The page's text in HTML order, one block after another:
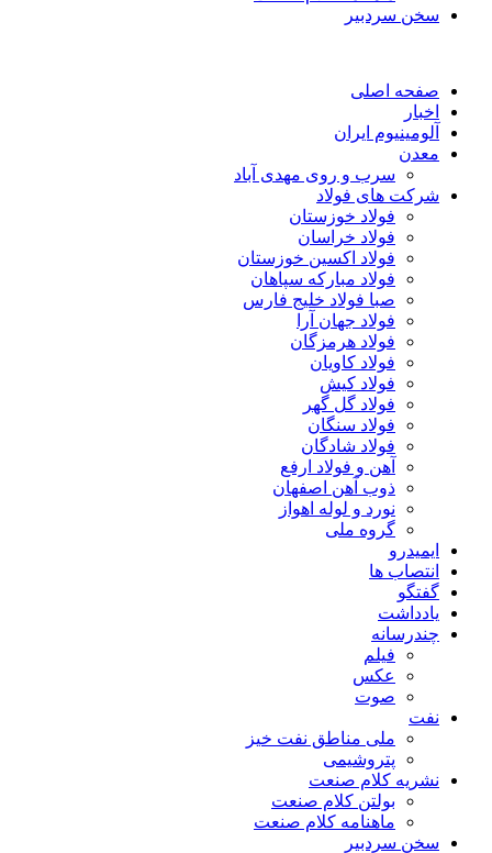
سخن سردبیر
صفحه اصلی
اخبار
آلومینیوم ایران
معدن
سرب و روی مهدی آباد
شرکت های فولاد
فولاد خوزستان
فولاد خراسان
فولاد اکسین خوزستان
فولاد مبارکه سپاهان
صبا فولاد خلیج فارس
فولاد جهان آرا
فولاد هرمزگان
فولاد کاویان
فولاد کیش
فولاد گل گهر
فولاد سنگان
فولاد شادگان
آهن و فولاد ارفع
ذوب آهن اصفهان
نورد و لوله اهواز
گروه ملی
ایمیدرو
انتصاب ها
گفتگو
یادداشت
چندرسانه
فیلم
عکس
صوت
نفت
ملی مناطق نفت خیز
پتروشیمی
نشریه کلام صنعت
بولتن کلام صنعت
ماهنامه کلام صنعت
سخن سردبیر